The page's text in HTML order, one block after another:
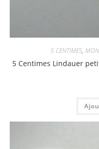
5 CENTIMES,
5 Centimes Lindauer